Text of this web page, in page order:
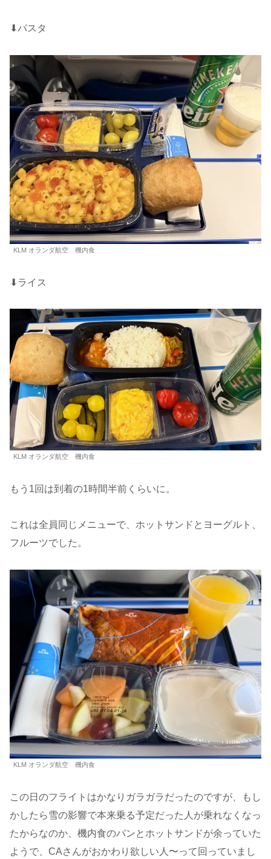
⬇︎パスタ
KLM オランダ航空 機内食
⬇︎ライス
KLM オランダ航空 機内食
もう1回は到着の1時間半前くらいに。
これは全員同じメニューで、ホットサンドとヨーグルト、
フルーツでした。
KLM オランダ航空 機内食
この日のフライトはかなりガラガラだったのですが、もし
かしたら雪の影響で本来乗る予定だった人が乗れなくなっ
たからなのか、機内食のパンとホットサンドが余っていた
ようで、CAさんがおかわり欲しい人〜って回っていまし